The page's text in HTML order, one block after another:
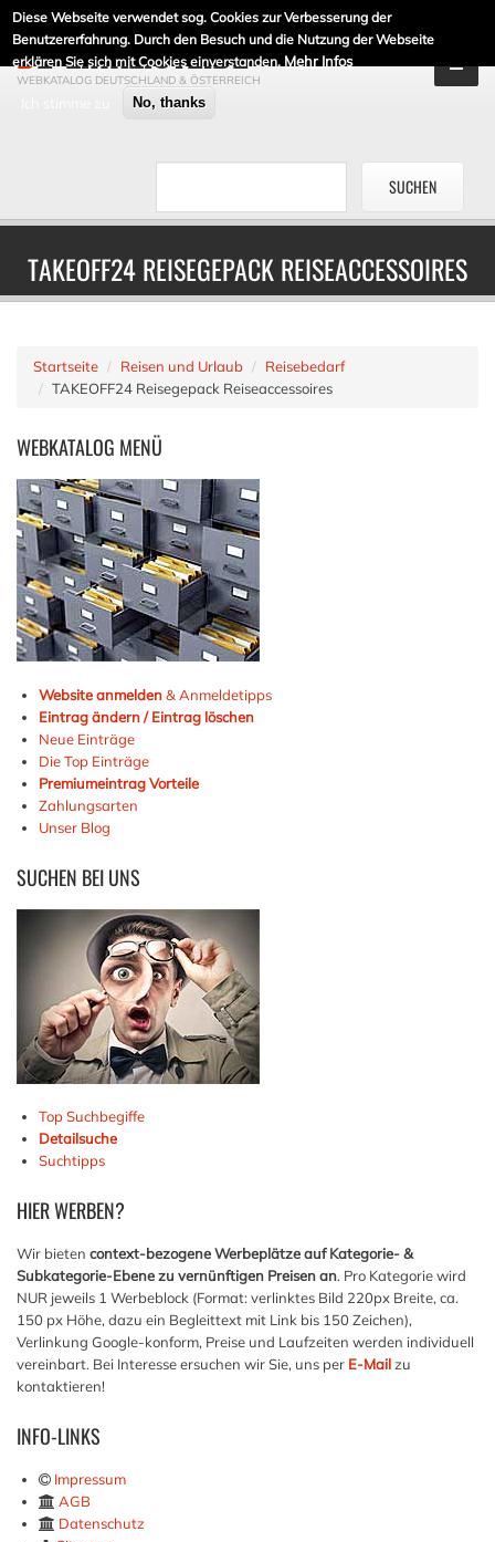
Diese Webseite verwendet sog. Cookies zur Verbesserung der
Benutzererfahrung. Durch den Besuch und die Nutzung der Webseite
erklären Sie sich mit Cookies einverstanden. Mehr Infos
No, thanks
DE-LINKLISTE.DE
WEBKATALOG DEUTSCHLAND & ÖSTERREICH
TAKEOFF24 REISEGEPACK REISEACCESSOIRES
Startseite Reisen und Urlaub
Reisebedarf
TAKEOFF24 Reisegepack Reiseaccessoires
WEBKATALOG MENÜ
Website anmelden& Anmeldetipps
Eintrag ändern / Eintrag löschen
Neue Einträge
Die Top Einträge
Premiumeintrag Vorteile
Zahlungsarten
Unser Blog
SUCHEN BEI UNS
Top Suchbegiffe
Detailsuche
Suchtipps
HIERWERBEN?
Wir bieten context-bezogene Werbeplätze auf Kategorie- &
Subkategorie-Ebene zu vernünftigen Preisen an. Pro Kategorie wird
NUR jeweils 1 Werbeblock (Format: verlinktes Bild 220px Breite, ca.
150 px Höhe, dazu ein Begleittext mit Link bis 150 Zeichen),
Verlinkung Google-konform, Preise und Laufzeiten werden individuell
vereinbart. Bei Interesse ersuchen wir Sie, uns per E-Mailzu
kontaktieren!
INFO-LINKS
Impressum
AGB
Datenschutz